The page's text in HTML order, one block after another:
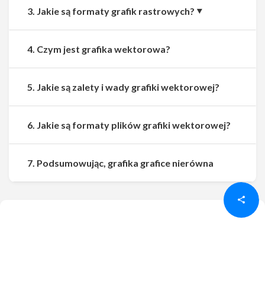
Udostępnij Udostępnij
3. Jakie są formaty grafik rastrowych?
4. Czym jest grafika wektorowa?
5. Jakie są zalety i wady grafiki wektorowej?
6. Jakie są formaty plików grafiki wektorowej?
7. Podsumowując, grafika grafice nierówna